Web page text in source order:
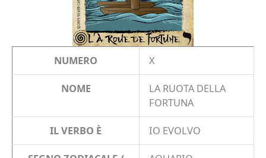
NUMERO X
NOME
LA RUOTA DELLA
FORTUNA
IL VERBO È IO EVOLVO